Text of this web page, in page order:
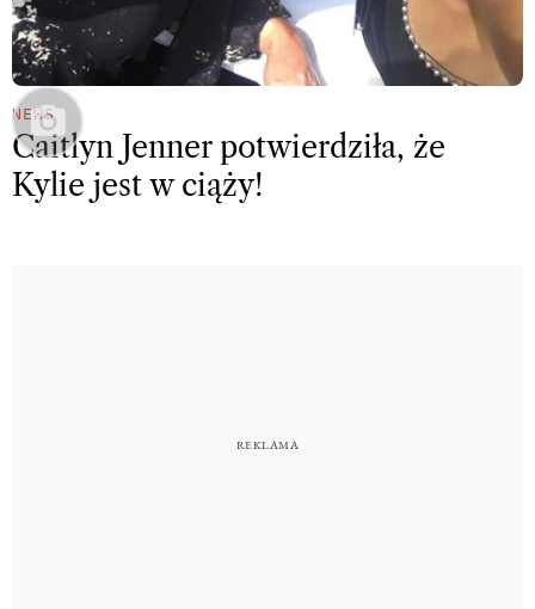
NEWS
Caitlyn Jenner potwierdziła, że
Kylie jest w ciąży!